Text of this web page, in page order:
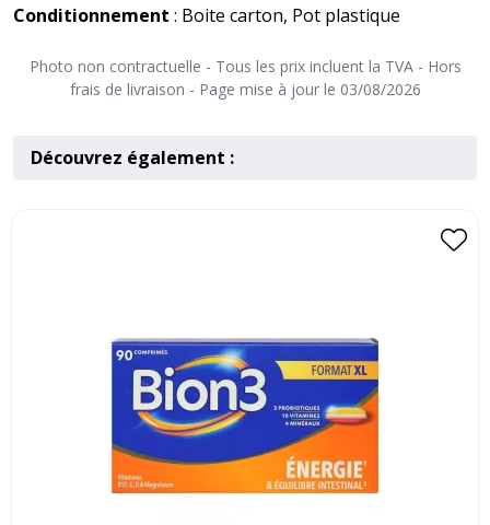
Conditionnement : Boite carton, Pot plastique
Photo non contractuelle - Tous les prix incluent la TVA - Hors
frais de livraison - Page mise à jour le 03/08/2026
Découvrez également :